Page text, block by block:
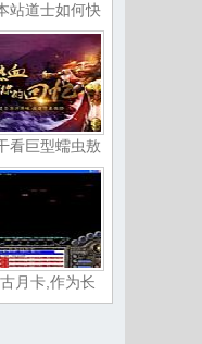
站道士如何快
看巨型蠕虫敖
月卡,作为长